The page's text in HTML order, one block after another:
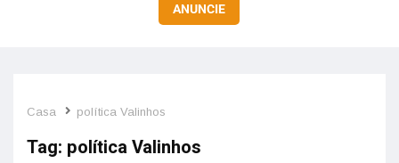
ANUNCIE
Casa política Valinhos
Tag: política Valinhos